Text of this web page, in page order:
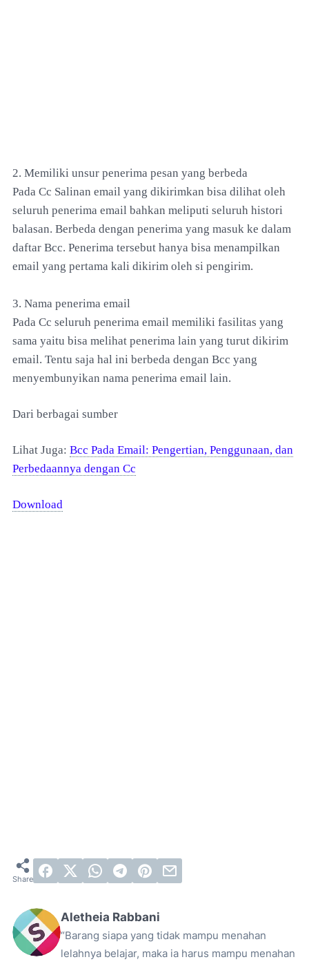
2. Memiliki unsur penerima pesan yang berbeda
Pada Cc Salinan email yang dikirimkan bisa dilihat oleh
seluruh penerima email bahkan meliputi seluruh histori
balasan. Berbeda dengan penerima yang masuk ke dalam
daftar Bcc. Penerima tersebut hanya bisa menampilkan
email yang pertama kali dikirim oleh si pengirim.
3. Nama penerima email
Pada Cc seluruh penerima email memiliki fasilitas yang
sama yaitu bisa melihat penerima lain yang turut dikirim
email. Tentu saja hal ini berbeda dengan Bcc yang
menyembunyikan nama penerima email lain.
Dari berbagai sumber
Lihat Juga: Bcc Pada Email: Pengertian, Penggunaan, dan
Perbedaannya dengan Cc
Download
Aletheia Rabbani
“Barang siapa yang tidak mampu menahan
lelahnya belajar, maka ia harus mampu menahan